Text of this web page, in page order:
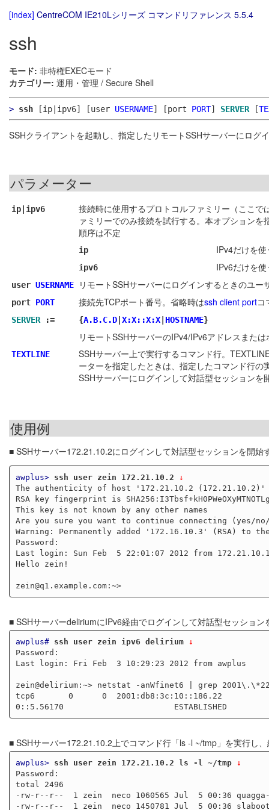
[index] CentreCOM IE210Lシリーズ コマンドリファレンス 5.5.4
ssh
モード: 非特権EXECモード
カテゴリー: 運用・管理 / Secure Shell
> ssh [ip|ipv6] [user USERNAME] [port PORT] SERVER [
SSHクライアントを起動し、指定したリモートSSHサーバーにロ
パラメーター
ip|ipv6
接続時に使用するプロトコルファミリー（ここ
ァミリーでのみ接続を試行する。本オプション
順序は不定
ip IPv4だけを使
ipv6 IPv6だけを使
user USERNAME リモートSSHサーバーにログインするときのユ
port PORT 接続先TCPポート番号。省略時はssh client portコ
SERVER := {A.B.C.D X:X::X:X HOSTNAME}
リモートSSHサーバーのIPv4/IPv6アドレスまたは
TEXTLINE
SSHサーバー上で実行するコマンド行。
ーターを指定したときは、指定したコマンド行
SSHサーバーにログインして対話型セッションを
使用例
■ SSHサーバー172.21.10.2にログインして対話型セッションを開始
awplus> ssh user zein 172.21.10.2 ↓
The authenticity of host '172.21.10.2
RSA key fingerprint is
This key is not known by any other names
Are you sure you want to continue connecting (yes/
Warning: Permanently added '172.16.10.3' (RSA) to
Password:
Last login: Sun Feb  5 22:01:07 2012 from
Hello zein!
■ SSHサーバーdeliriumにIPv6経由でログインして対話型セッション
awplus# ssh user zein ipv6 delirium ↓
Password:
Last login: Fri Feb  3 10:29:23 2012 from awplus
zein@delirium:~> netstat -anWfinet6 | grep
tcp6       0      0  2001:db8:3c:10::186.22
■ SSHサーバー172.21.10.2上でコマンド行「ls -l ~/tmp」を実行し
awplus> ssh user zein 172.21.10.2 ls -l ~/tmp ↓
Password:
total 2496
-rw-r--r--  1 zein  neco 1060565 Jul  5 00:36